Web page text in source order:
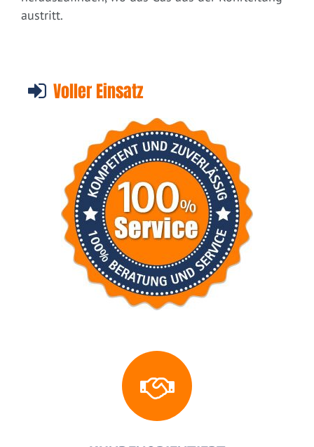
austritt.
Voller Einsatz